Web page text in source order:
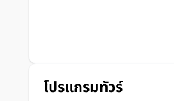
โปรแกรมทัวร์